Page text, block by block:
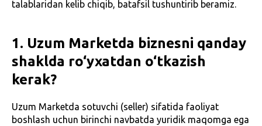
talablaridan kelib chiqib, batafsil tushuntirib beramiz.
1. Uzum Marketda biznesni qanday
shaklda ro‘yxatdan o‘tkazish
kerak?
Uzum Marketda sotuvchi (seller) sifatida faoliyat
boshlash uchun birinchi navbatda yuridik maqomga ega